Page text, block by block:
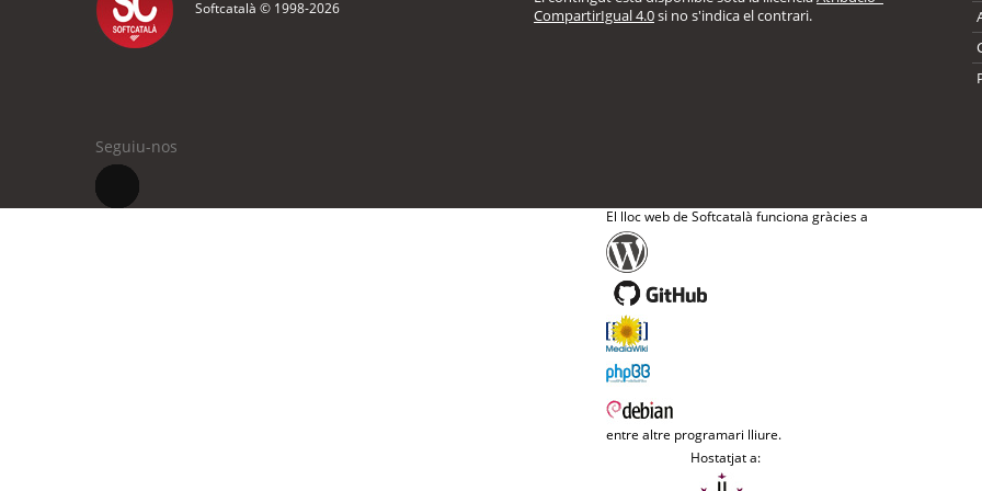
Softcatalà © 1998-2026
CompartirIgual 4.0si no s'indica el contrari.
Seguiu-nos
El lloc web de Softcatalà funciona gràcies a
entre altre programari lliure.
Hostatjat a: